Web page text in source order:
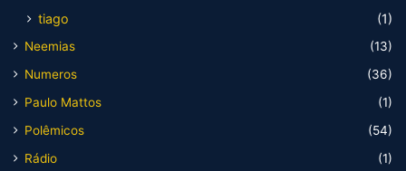
tiago
(1)
Neemias
(13)
Numeros
(36)
Paulo Mattos
(1)
Polêmicos
(54)
Rádio
(1)